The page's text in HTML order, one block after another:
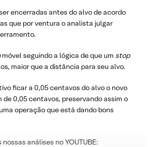
encerradas antes do alvo de acordo
que por ventura o analista julgar
móvel seguindo a lógica de que um stop
maior que a distância para seu alvo.
ficar a 0,05 centavos do alvo o novo
0,05 centavos, preservando assim o
operação que está dando bons
análises no YOUTUBE: